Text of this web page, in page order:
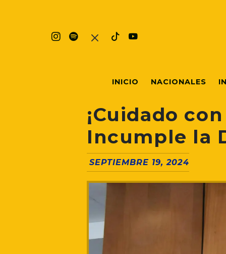
INICIO NACIONALES
¡Cuidado
Incumple la
SEPTIEMBRE 19, 2024